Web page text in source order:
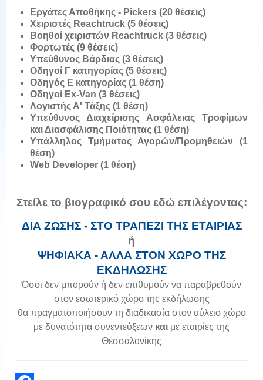
Εργάτες Αποθήκης - Pickers (20 θέσεις)
Χειριστές Reachtruck (5 θέσεις)
Βοηθοί χειριστών Reachtruck (3 θέσεις)
Φορτωτές (9 θέσεις)
Υπεύθυνος Βάρδιας (3 θέσεις)
Οδηγοί Γ κατηγορίας (5 θέσεις)
Οδηγός Ε κατηγορίας (1 θέση)
Οδηγοί Ex-Van (3 θέσεις)
Λογιστής Α' Τάξης (1 θέση)
Υπεύθυνος Διαχείρισης Ασφάλειας Τροφίμων
και Διασφάλισης Ποιότητας (1 θέση)
Υπάλληλος Τμήματος Αγορών/Προμηθειών (1
θέση)
Web Developer (1 θέση)
Στείλε το βιογραφικό σου εδώ επιλέγοντας:
ΔΙΑ ΖΩΣΗΣ - ΣΤΟ ΤΡΑΠΕΖΙ ΤΗΣ ΕΤΑΙΡΙΑΣ
ή
ΨΗΦΙΑΚΑ - ΑΛΛΑ ΣΤΟΝ ΧΩΡΟ ΤΗΣ
ΕΚΔΗΛΩΣΗΣ
Όσοι δεν μπορούν ή δεν επιθυμούν να παραβρεθούν
στον εσωτερικό χώρο της εκδήλωσης
θα πραγματοποιήσουν τη διαδικασία στον αύλειο χώρο
με δυνατότητα συνεντεύξεων και με εταιρίες της
Θεσσαλονίκης